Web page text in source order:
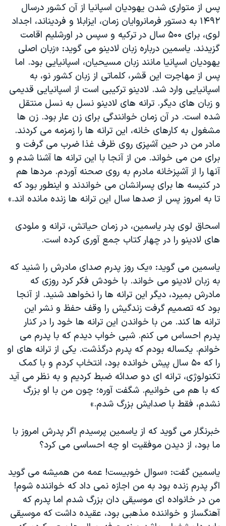
قانون شفافیت دارائی کادر رهبری ایران
اعتراضات مردمی آبان ۹۸
اسرائیل در جنگ
نرگس محمدی برنده جایزه نوبل صلح
همایش محافظه‌کاران آمریکا «سی‌پک»
صفحه‌های ویژه
سفر پرزیدنت ترامپ به چین
پس از متواری شدن یهودیان اسپانیا از آن کشور درسال
۱۴۹۲ به دستور فرمانروایان زمان، ایزابلا و فردیناند، اجداد
لوی، برای ۵۰۰ سال در ترکیه و سپس در اورشلیم اقامت
گزیدند. یاسمین درباره زبان لادینو می گوید: «زبان اصلی
یهودیان اسپانیا مانند زبان مسیحیان، اسپانیایی بود. اما
پس از مهاجرت این قشر، کلماتی از زبان کشور نو، به
اسپانیایی وارد شد. لادینو ترکیبی است از اسپانیایی قدیمی
و زبان های دیگر. ترانه های لادینو نسل به نسل منتقل
شده است. در آن زمان خوانندگی برای زن عار بود. زن ها
مشغول به کارهای خانه، این ترانه ها را زمزمه می کردند.
مادر من در حین آشپزی روی ظرف غذا ضرب می گرفت و
برای من می خواند. من از آنجا با این ترانه ها آشنا شدم و
آنها را از آشپزخانه مادرم به روی صحنه آوردم. مردها هم
در کنیسه ها برای پسرانشان می خواندند و اینطور بود که
تا به امروز پس از صدها سال این ترانه ها زنده مانده اند.»
اسحاق لوی پدر یاسمین، در زمان حیاتش، ترانه و ملودی
های لادینو را در چهار کتاب جمع آوری کرده است.
ياسمين می گويد: «یک روز پدرم صدای مادرش را شنید که
به زبان لادینو می خواند. با خودش فکر کرد روزی که
مادرش بمیرد، دیگر این ترانه ها را نخواهد شنید. از آنجا
بود که تصمیم گرفت زندگیش را وقف حفظ و نشر این
ترانه ها کند. من با خواندن این ترانه ها خود را در کنار
پدرم احساس می کنم. شبی خواب دیدم که با پدرم می
خوانم. یکساله بودم که پدرم درگذشت. یکی از ترانه های او
را که ۵۰ سال پیش خوانده بود، انتخاب کردم و با کمک
تکنولوژی، ترانه ای دو صدائه ضبط کردیم و به نظر می آید
که با هم می خوانیم. شگفت آوره؛ چون من با او بزرگ
نشدم، فقط با صدایش بزرگ شدم.»
خبرنگار می گويد که از یاسمین پرسیدم اگر پدرش امروز با
ما بود، از دیدن موفقیت او چه احساسی می کرد؟
ياسمين گفت: «سوال خوبیست! عمه من همیشه می گوید
اگر پدرم زنده بود به من اجازه نمی داد که خواننده شوم!
من در خانواده ای موسیقی دان بزرگ شدم اما پدرم که
آهنگساز و خواننده مذهبی بود، عقیده داشت که موسیقی